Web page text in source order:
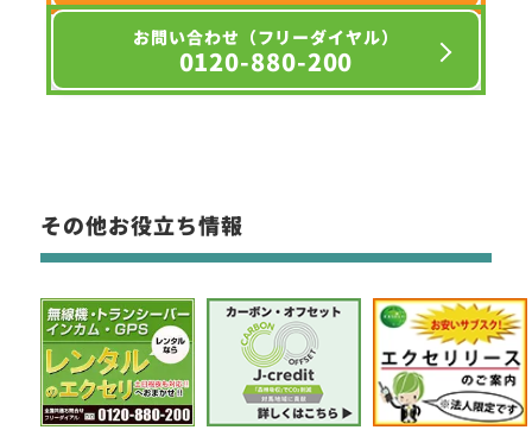
お問い合わせ（フリーダイヤル）
0120-880-200
その他お役立ち情報